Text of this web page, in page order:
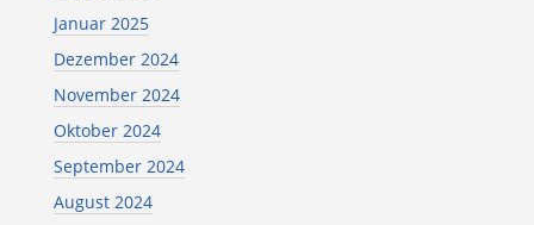
Januar 2025
Dezember 2024
November 2024
Oktober 2024
September 2024
August 2024